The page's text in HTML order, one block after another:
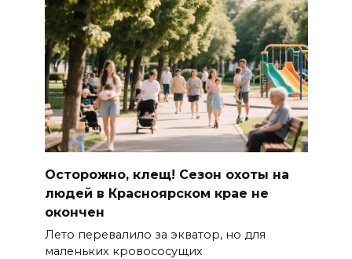
Осторожно, клещ! Сезон охоты на
людей в Красноярском крае не
окончен
Лето перевалило за экватор, но для
маленьких кровососущих